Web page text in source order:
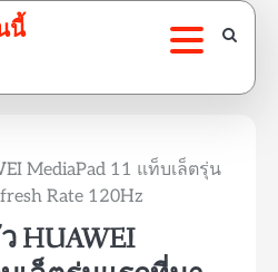
นี้
MediaPad 11 แท็บเล็ตรุ่น
Rate 120Hz
HUAWEI